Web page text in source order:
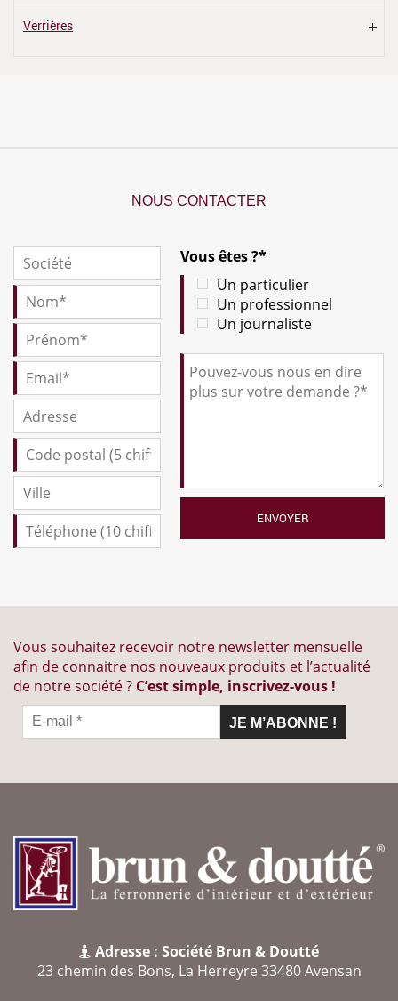
Verrières
NOUS CONTACTER
Vous êtes ?*
Un particulier
Un professionnel
Un journaliste
Vous souhaitez recevoir notre newsletter mensuelle
afin de connaitre nos nouveaux produits et l’actualité
de notre société ? C’est simple, inscrivez-vous !
Adresse : Société Brun & Doutté
23 chemin des Bons, La Herreyre 33480 Avensan